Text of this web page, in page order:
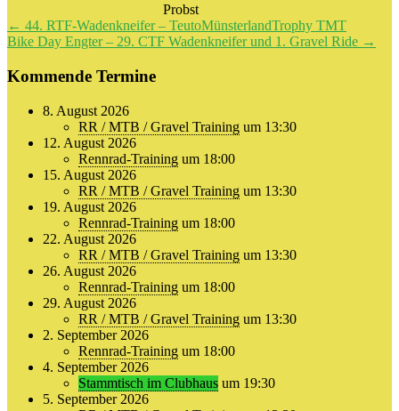
Probst
Beitragsnavigation
← 44. RTF-Wadenkneifer – TeutoMünsterlandTrophy TMT
Bike Day Engter – 29. CTF Wadenkneifer und 1. Gravel Ride →
Kommende Termine
8. August 2026
RR / MTB / Gravel Training um 13:30
12. August 2026
Rennrad-Training um 18:00
15. August 2026
RR / MTB / Gravel Training um 13:30
19. August 2026
Rennrad-Training um 18:00
22. August 2026
RR / MTB / Gravel Training um 13:30
26. August 2026
Rennrad-Training um 18:00
29. August 2026
RR / MTB / Gravel Training um 13:30
2. September 2026
Rennrad-Training um 18:00
4. September 2026
Stammtisch im Clubhaus um 19:30
5. September 2026